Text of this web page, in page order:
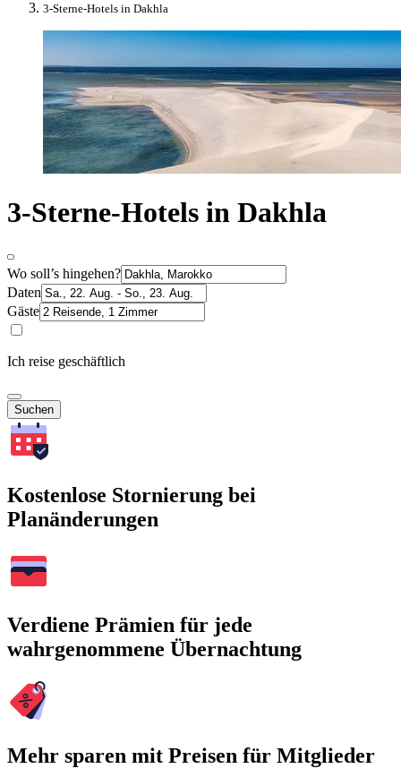
3-Sterne-Hotels in Dakhla
3-Sterne-Hotels in Dakhla
Wo soll’s hingehen?
Daten
Gäste
Ich reise geschäftlich
Suchen
Kostenlose Stornierung bei
Planänderungen
Verdiene Prämien für jede
wahrgenommene Übernachtung
Mehr sparen mit Preisen für Mitglieder